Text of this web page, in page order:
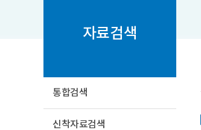
자료검색
통합검색
신착자료검색